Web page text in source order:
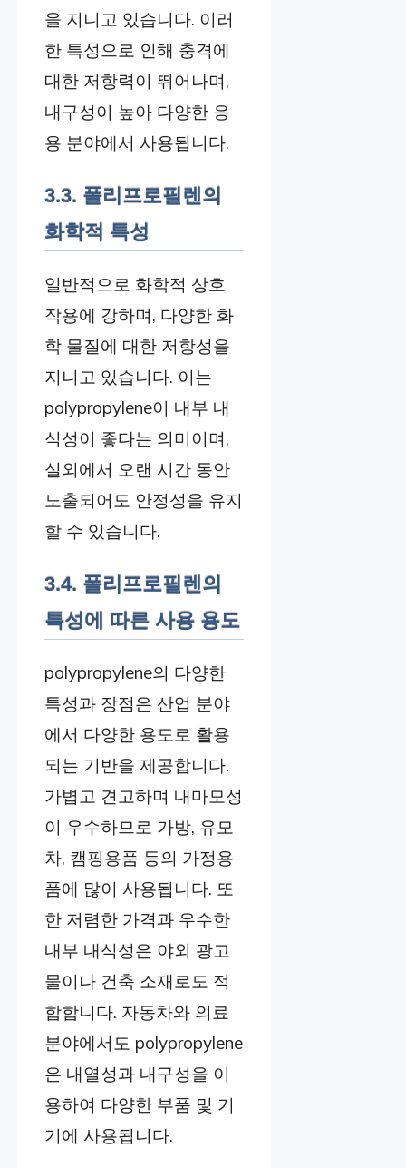
을 지니고 있습니다. 이러
한 특성으로 인해 충격에
대한 저항력이 뛰어나며,
내구성이 높아 다양한 응
용 분야에서 사용됩니다.
3.3. 폴리프로필렌의
화학적 특성
일반적으로 화학적 상호
작용에 강하며, 다양한 화
학 물질에 대한 저항성을
지니고 있습니다. 이는
polypropylene이 내부 내
식성이 좋다는 의미이며,
실외에서 오랜 시간 동안
노출되어도 안정성을 유지
할 수 있습니다.
3.4. 폴리프로필렌의
특성에 따른 사용 용도
polypropylene의 다양한
특성과 장점은 산업 분야
에서 다양한 용도로 활용
되는 기반을 제공합니다.
가볍고 견고하며 내마모성
이 우수하므로 가방, 유모
차, 캠핑용품 등의 가정용
품에 많이 사용됩니다. 또
한 저렴한 가격과 우수한
내부 내식성은 야외 광고
물이나 건축 소재로도 적
합합니다. 자동차와 의료
분야에서도 polypropylene
은 내열성과 내구성을 이
용하여 다양한 부품 및 기
기에 사용됩니다.